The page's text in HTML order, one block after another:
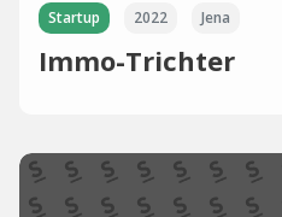
Startup 2022 Jena
Immo-Trichter